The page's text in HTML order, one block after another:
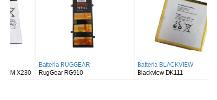
Batteria RUGGEAR
RugGear RG910
Batteria BLACKVIEW
Blackview DK111